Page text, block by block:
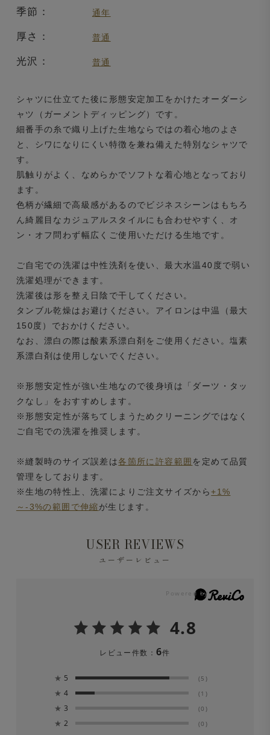
季節： 通年
厚さ： 普通
光沢： 普通
シャツに仕立てた後に形態安定加工をかけたオーダーシ
ャツ（ガーメントディッピング）です。
細番手の糸で織り上げた生地ならではの着心地のよさ
と、シワになりにくい特徴を兼ね備えた特別なシャツで
す。
肌触りがよく、なめらかでソフトな着心地となっており
ます。
色柄が繊細で高級感があるのでビジネスシーンはもちろ
ん綺麗目なカジュアルスタイルにも合わせやすく、オ
ン・オフ問わず幅広くご使用いただける生地です。
ご自宅での洗濯は中性洗剤を使い、最大水温40度で弱い
洗濯処理ができます。
洗濯後は形を整え日陰で干してください。
タンブル乾燥はお避けください。アイロンは中温（最大
150度）でおかけください。
なお、漂白の際は酸素系漂白剤をご使用ください。塩素
系漂白剤は使用しないでください。
※形態安定性が強い生地なので後身頃は「ダーツ・タッ
クなし」をおすすめします。
※形態安定性が落ちてしまうためクリーニングではなく
ご自宅での洗濯を推奨します。
※縫製時のサイズ誤差は各箇所に許容範囲 を定めて品質
管理をしております。
※生地の特性上、洗濯によりご注文サイズから+1%
～-3%の範囲で伸縮が生じます。
USER REVIEWS
ユーザーレビュー
4.8
レビュー件数： 6件
★ 5 (5)
★ 4 (1)
★ 3 (0)
★ 2 (0)